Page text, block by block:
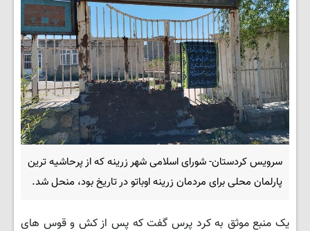
سرویس کردستان- شورای اسلامی شهر زرینه که از پرحاشیە ترین
پارلمان محلی برای مردمان زرینە اوباتو در تاریخ بود، منحل شد.
یک منبع موثق به کرد پرس گفت کە پس از کش و قوس های